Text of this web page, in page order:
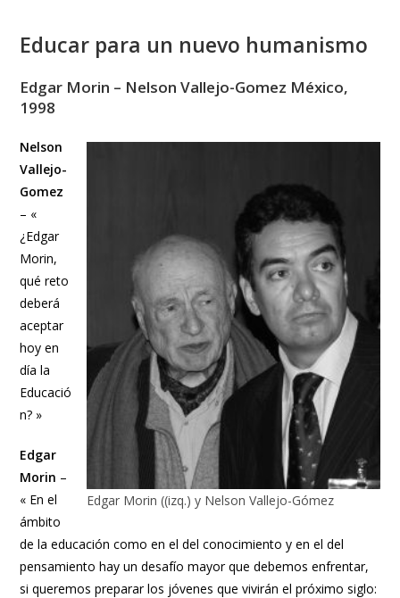
Educar para un nuevo humanismo
Edgar Morin – Nelson Vallejo-Gomez México,
1998
Edgar Morin ((izq.) y Nelson Vallejo-Gómez
Nelson
Vallejo-
Gomez
– «
¿Edgar
Morin,
qué reto
deberá
aceptar
hoy en
día la
Educació
n? »
Edgar
Morin –
« En el
ámbito
de la educación como en el del conocimiento y en el del
pensamiento hay un desafío mayor que debemos enfrentar,
si queremos preparar los jóvenes que vivirán el próximo siglo: